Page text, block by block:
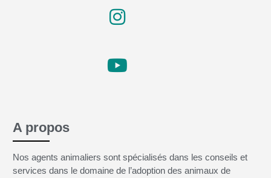
A propos
Nos agents animaliers sont spécialisés dans les conseils et
services dans le domaine de l’adoption des animaux de